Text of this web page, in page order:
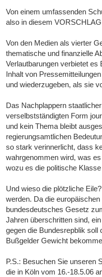
Von einem umfassenden
also in diesem VORSCHLAG
Von den Medien als vierter
thematische und finanzielle
Verlautbarungen verbietet es
Inhalt von
und wiederzugeben, als sie
Das Nachplappern
verselbstständigten Form
und kein Thema bleibt
regierungsamtlichen
so stark verinnerlicht, dass
wahrgenommen wird, was
wozu es die politische
Und wieso die plötzliche
werden. Da die
bundesdeutsches Gesetz
Jahren überschritten sind,
gegen die Bundesrepblik soll
Bußgelder Gewicht
P.S.: Besuchen Sie unseren
die in Köln vom 16.-18.5.06